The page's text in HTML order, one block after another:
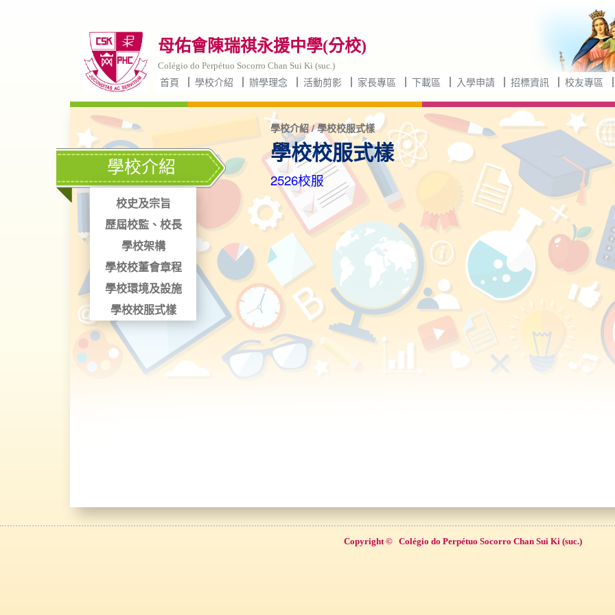
母佑會陳瑞祺永援中學(分校)
Colégio do Perpétuo Socorro Chan Sui Ki (suc.)
首頁 學校介紹 辦學理念 活動剪影 家長專區 下載區 入學申請 招標資訊 校友專區
學校介紹
校史及宗旨
歷屆校監、校長
學校架構
學校校董會章程
學校環境及設施
學校校服式樣
學校介紹 / 學校校服式樣
學校校服式樣
2526校服
Copyright © Colégio do Perpétuo Socorro Chan Sui Ki (suc.)